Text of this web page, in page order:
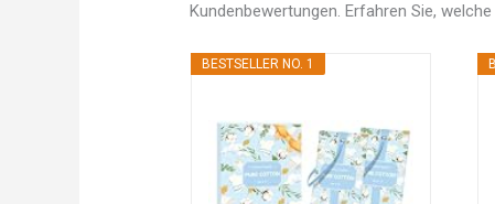
Kundenbewertungen. Erfahren Sie,
BESTSELLER NO. 1